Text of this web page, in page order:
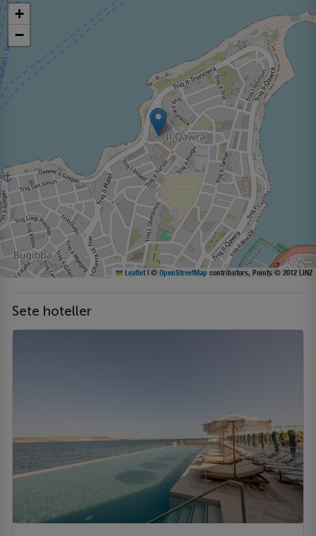
+
−
Leaflet | © OpenStreetMap contributors, Points © 2012 LINZ
Sete hoteller